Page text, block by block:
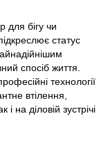
для бігу чи
статус
спосіб життя.
технології
втілення,
на діловій зустрічі